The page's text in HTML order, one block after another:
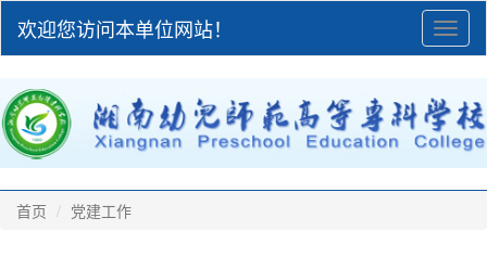
欢迎您访问本单位网站！
首页 党建工作